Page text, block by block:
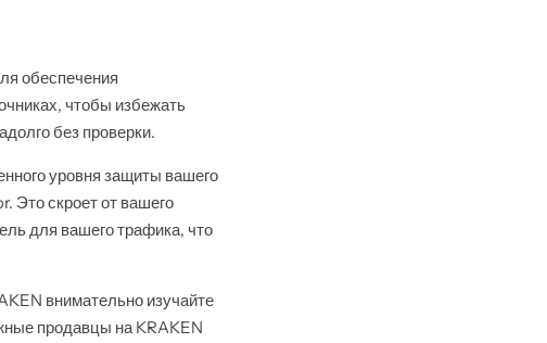
обеспечения
чтобы избежать
без проверки.
уровня защиты вашего
Это скроет от вашего
для вашего трафика, что
внимательно изучайте
продавцы на KRAKEN